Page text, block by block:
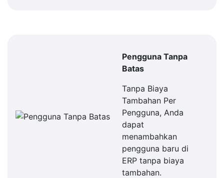
Pengguna Tanpa
Batas
Tanpa Biaya
Tambahan Per
Pengguna, Anda
dapat
menambahkan
pengguna baru di
ERP tanpa biaya
tambahan.